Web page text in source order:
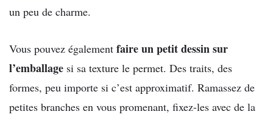
un peu de charme.
Vous pouvez également faire un petit dessin sur
l’emballage si sa texture le permet. Des traits, des
formes, peu importe si c’est approximatif. Ramassez de
petites branches en vous promenant, fixez-les avec de la